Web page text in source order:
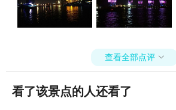
查看全部点评 
看了该景点的人还看了